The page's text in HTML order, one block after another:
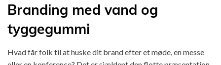
Branding med vand og
tyggegummi
Hvad får folk til at huske dit brand efter et møde, en messe